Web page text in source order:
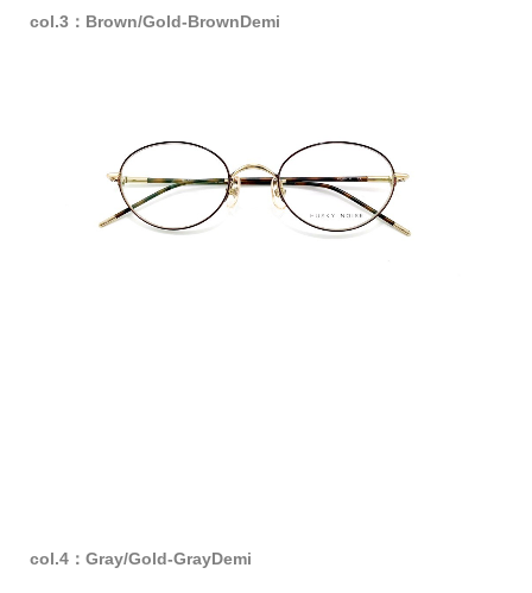
col.3：Brown/Gold-BrownDemi
col.4：Gray/Gold-GrayDemi